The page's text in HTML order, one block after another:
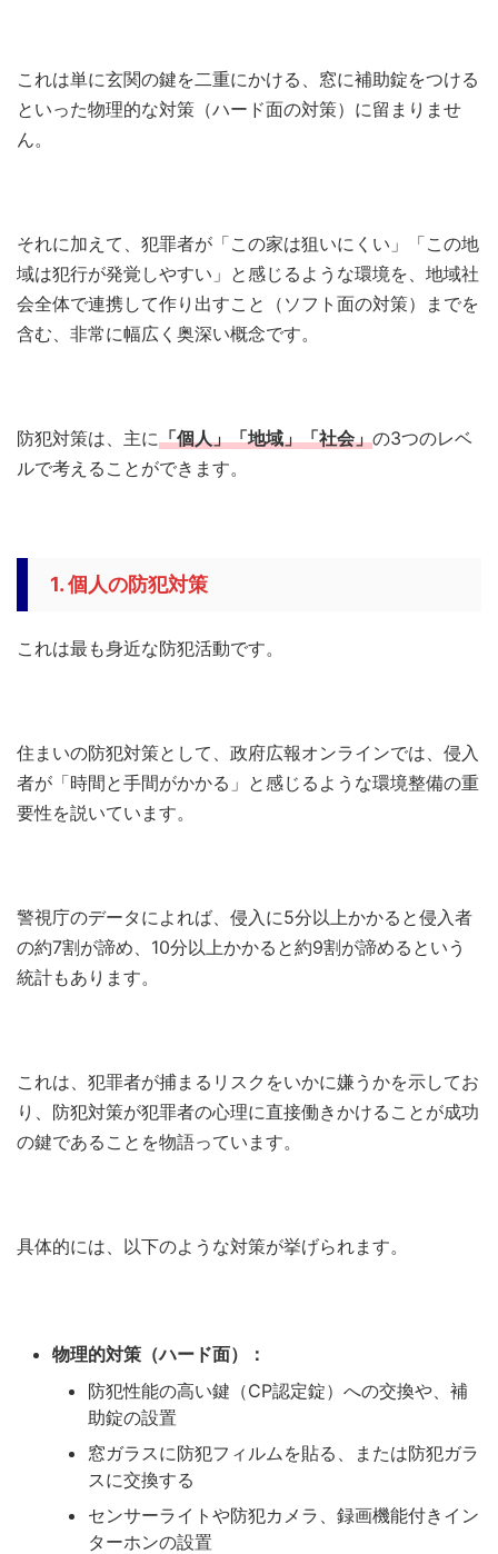
これは単に玄関の鍵を二重にかける、窓に補助錠をつける
といった物理的な対策（ハード面の対策）に留まりませ
ん。
それに加えて、犯罪者が「この家は狙いにくい」「この地
域は犯行が発覚しやすい」と感じるような環境を、地域社
会全体で連携して作り出すこと（ソフト面の対策）までを
含む、非常に幅広く奥深い概念です。
防犯対策は、主に「個人」「地域」「社会」の3つのレベ
ルで考えることができます。
1. 個人の防犯対策
これは最も身近な防犯活動です。
住まいの防犯対策として、政府広報オンラインでは、侵入
者が「時間と手間がかかる」と感じるような環境整備の重
要性を説いています。
警視庁のデータによれば、侵入に5分以上かかると侵入者
の約7割が諦め、10分以上かかると約9割が諦めるという
統計もあります。
これは、犯罪者が捕まるリスクをいかに嫌うかを示してお
り、防犯対策が犯罪者の心理に直接働きかけることが成功
の鍵であることを物語っています。
具体的には、以下のような対策が挙げられます。
物理的対策（ハード面）：
防犯性能の高い鍵（CP認定錠）への交換や、補
助錠の設置
窓ガラスに防犯フィルムを貼る、または防犯ガラ
スに交換する
センサーライトや防犯カメラ、録画機能付きイン
ターホンの設置